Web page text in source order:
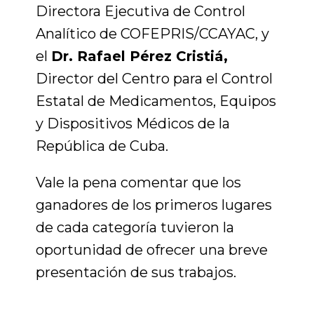
Directora Ejecutiva de Control
Analítico de COFEPRIS/CCAYAC, y
el Dr. Rafael Pérez Cristiá,
Director del Centro para el Control
Estatal de Medicamentos, Equipos
y Dispositivos Médicos de la
República de Cuba.
Vale la pena comentar que los
ganadores de los primeros lugares
de cada categoría tuvieron la
oportunidad de ofrecer una breve
presentación de sus trabajos.